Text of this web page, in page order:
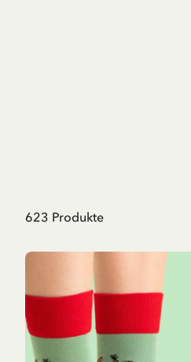
623 Produkte